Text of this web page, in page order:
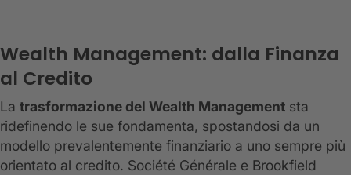
Wealth Management: dalla Finanza
al Credito
La trasformazione del Wealth Management sta
ridefinendo le sue fondamenta, spostandosi da un
modello prevalentemente finanziario a uno sempre più
orientato al credito. Société Générale e Brookfield